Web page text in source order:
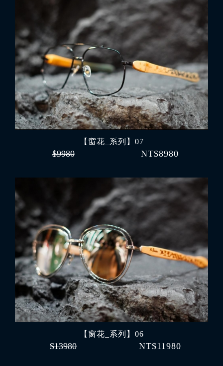
【窗花_系列】07
$9980 NT$8980
【窗花_系列】06
$13980 NT$11980